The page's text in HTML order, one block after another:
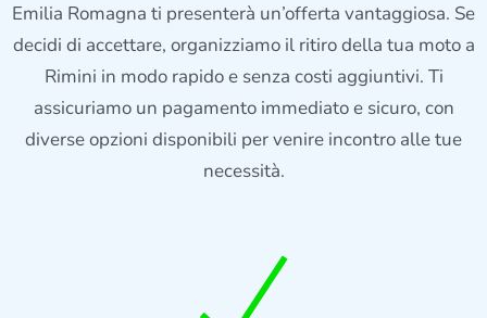
Emilia Romagna ti presenterà un’offerta vantaggiosa. Se
decidi di accettare, organizziamo il ritiro della tua moto a
Rimini in modo rapido e senza costi aggiuntivi. Ti
assicuriamo un pagamento immediato e sicuro, con
diverse opzioni disponibili per venire incontro alle tue
necessità.